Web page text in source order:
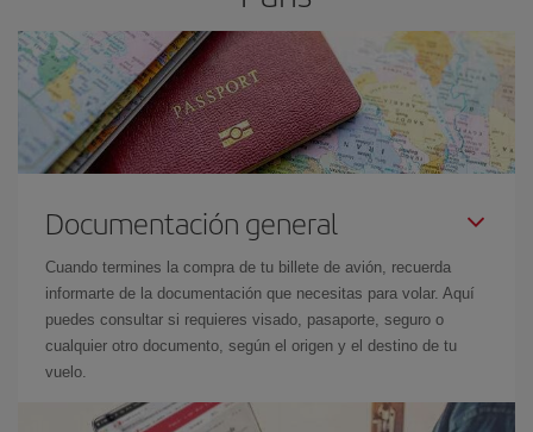
Documentación general
Cuando termines la compra de tu billete de avión, recuerda
informarte de la documentación que necesitas para volar. Aquí
puedes consultar si requieres visado, pasaporte, seguro o
cualquier otro documento, según el origen y el destino de tu
vuelo.